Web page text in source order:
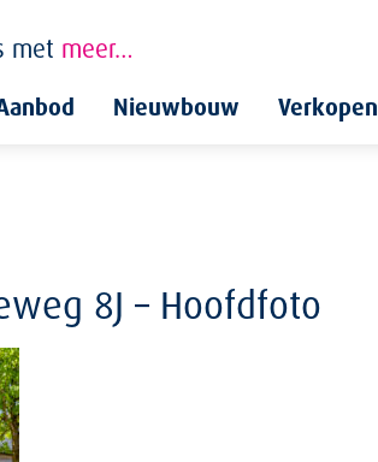
met meer…
Nieuwbouw Verkopen
8J – Hoofdfoto